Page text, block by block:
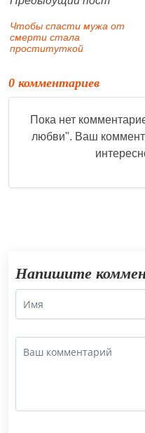
Чтобы спасти мужа от
смерти стала
проституткой
0 комментариев
Пока нет
любви". Ваш
Напишите